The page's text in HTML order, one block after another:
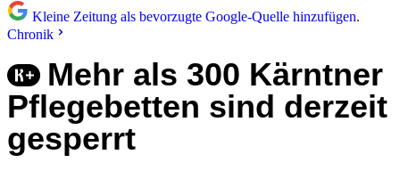
Kleine Zeitung als bevorzugte Google-Quelle hinzufügen.
Chronik
Mehr als 300 Kärntner
Pflegebetten sind derzeit
gesperrt